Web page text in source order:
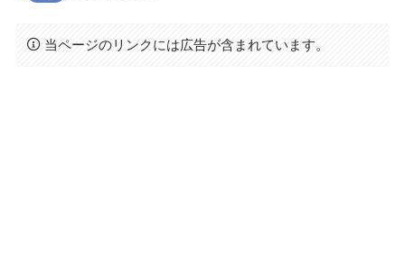
当ページのリンクには広告が含まれています。